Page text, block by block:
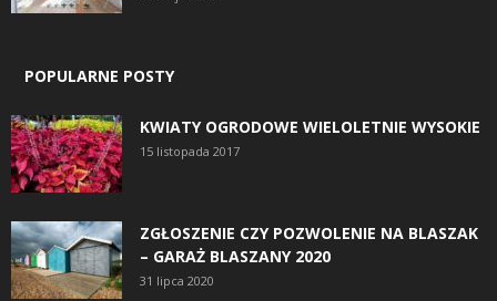
POPULARNE POSTY
KWIATY OGRODOWE WIELOLETNIE WYSOKIE
15 listopada 2017
ZGŁOSZENIE CZY POZWOLENIE NA BLASZAK
– GARAŻ BLASZANY 2020
31 lipca 2020